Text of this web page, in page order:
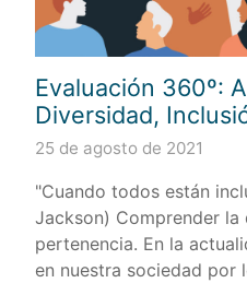
Evaluación 360º:
Diversidad,
25 de agosto de 2021
"Cuando todos están
Jackson) Comprender
pertenencia. En la
en nuestra sociedad por